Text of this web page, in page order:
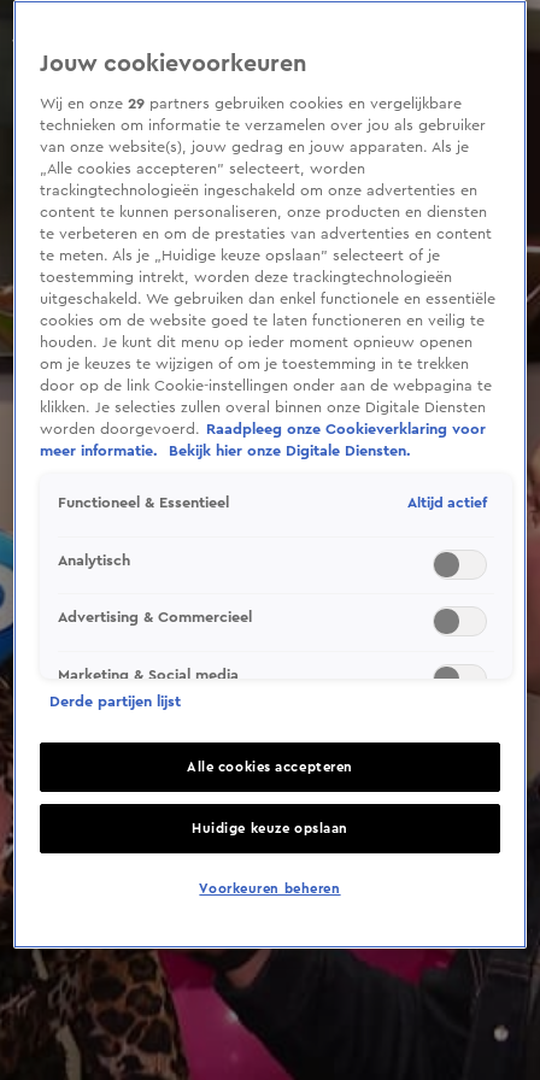
of
Jouw cookievoorkeuren
Wij en onze29 partners gebruiken cookies en vergelijkbare
technieken om informatie te verzamelen over jou als gebruiker
van onze website(s), jouw gedrag en jouw apparaten. Als je
„Alle cookies accepteren” selecteert, worden
trackingtechnologieën ingeschakeld om onze advertenties en
content te kunnen personaliseren, onze producten en diensten
te verbeteren en om de prestaties van advertenties en content
te meten. Als je „Huidige keuze opslaan” selecteert of je
toestemming intrekt, worden deze trackingtechnologieën
uitgeschakeld. We gebruiken dan enkel functionele en essentiële
cookies om de website goed te laten functioneren en veilig te
houden. Je kunt dit menu op ieder moment opnieuw openen
om je keuzes te wijzigen of om je toestemming in te trekken
door op de link Cookie-instellingen onder aan de webpagina te
klikken. Je selecties zullen overal binnen onze Digitale Diensten
worden doorgevoerd.
Raadpleeg onze Cookieverklaring voor
meer informatie.
Bekijk hier onze Digitale Diensten.
Functioneel & Essentieel Altijd actief
Analytisch
Advertising & Commercieel
Marketing & Social media
Derde partijen lijst
Alle cookies accepteren
Huidige keuze opslaan
Voorkeuren beheren